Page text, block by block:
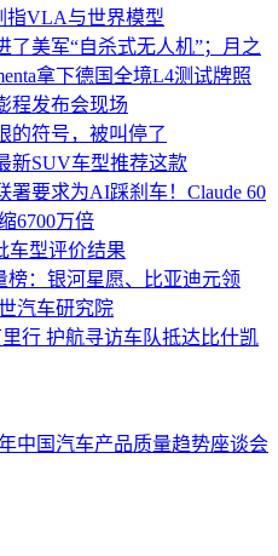
指VLA与世界模型
美军“自杀式无人机”；月之
拿下德国全境L4测试牌照
程发布会现场
的符号，被叫停了
新SUV车型推荐这款
要求为AI踩刹车！Claude 60
6700万倍
车型评价结果
榜：银河星愿、比亚迪元领
汽车研究院
行 护航寻访车队抵达比什凯
中国汽车产品质量趋势座谈会